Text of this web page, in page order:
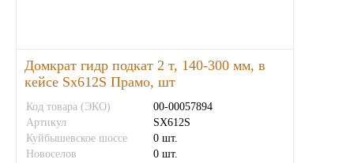
РОСНЕФТЬ
Автозапчасти
ЗИЛ
Домкрат гидр подкат 2 т, 140-300 мм, в
кейсе Sx612S Прамо, шт
Код товара (ЭКО)
00-00057894
Артикул
SX612S
Куйбышевское шоссе
0 шт.
Новоселов
0 шт.